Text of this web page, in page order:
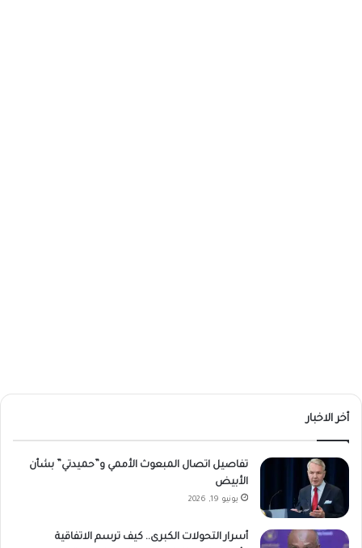
أخر الاخبار
تفاصيل اتصال المبعوث الأممي و”حميدتي” بشأن
الأبيض
يونيو 19, 2026
أسرار التحولات الكبرى.. كيف ترسم الاتفاقية